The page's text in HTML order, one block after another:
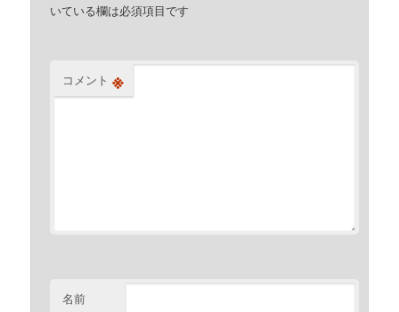
いている欄は必須項目です
コメント ※
名前